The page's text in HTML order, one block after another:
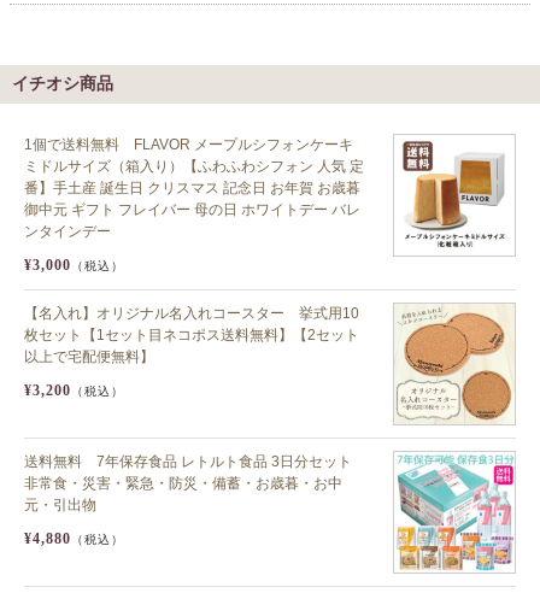
演出用品
内祝い 出産祝い
季節イベント特集
会社概要
よくあるご質問
ドメイン指定受信について
無料サンプル・資料請求
イチオシ商品
1個で送料無料 FLAVOR メープルシフォンケーキ
ミドルサイズ（箱入り）【ふわふわシフォン 人気 定
番】手土産 誕生日 クリスマス 記念日 お年賀 お歳暮
御中元 ギフト フレイバー 母の日 ホワイトデー バレ
ンタインデー
¥3,000 （税込）
【名入れ】オリジナル名入れコースター 挙式用10
枚セット【1セット目ネコポス送料無料】【2セット
以上で宅配便無料】
¥3,200 （税込）
送料無料 7年保存食品 レトルト食品 3日分セット
非常食・災害・緊急・防災・備蓄・お歳暮・お中
元・引出物
¥4,880 （税込）